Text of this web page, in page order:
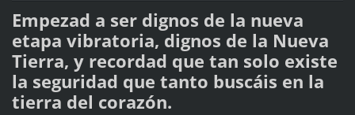
Empezad a ser dignos de la nueva
etapa vibratoria, dignos de la Nueva
Tierra, y recordad que tan solo existe
la seguridad que tanto buscáis en la
tierra del corazón.